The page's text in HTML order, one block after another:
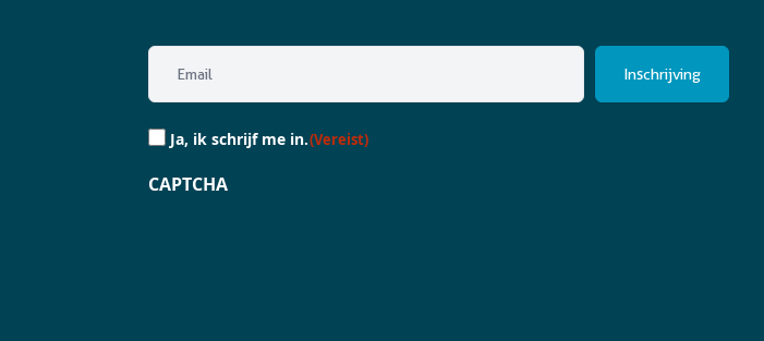
Email
(Vereist)
Ja,
schrijf
Ja, ik schrijf me in.(Vereist)
CAPTCHA